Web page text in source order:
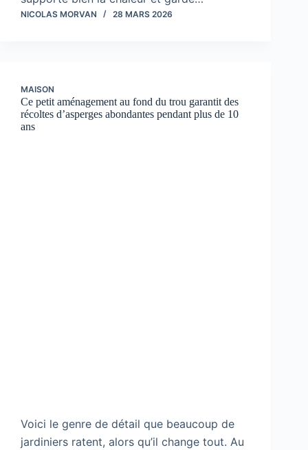
NICOLAS MORVAN 28 MARS 2026
MAISON
Ce petit aménagement au fond du trou garantit des
récoltes d’asperges abondantes pendant plus de 10
ans
Voici le genre de détail que beaucoup de
jardiniers ratent, alors qu’il change tout. Au